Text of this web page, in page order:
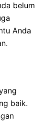
belum
Anda
baik.